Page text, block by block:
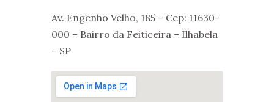
Av. Engenho Velho, 185 – Cep: 11630-
000 – Bairro da Feiticeira – Ilhabela
– SP